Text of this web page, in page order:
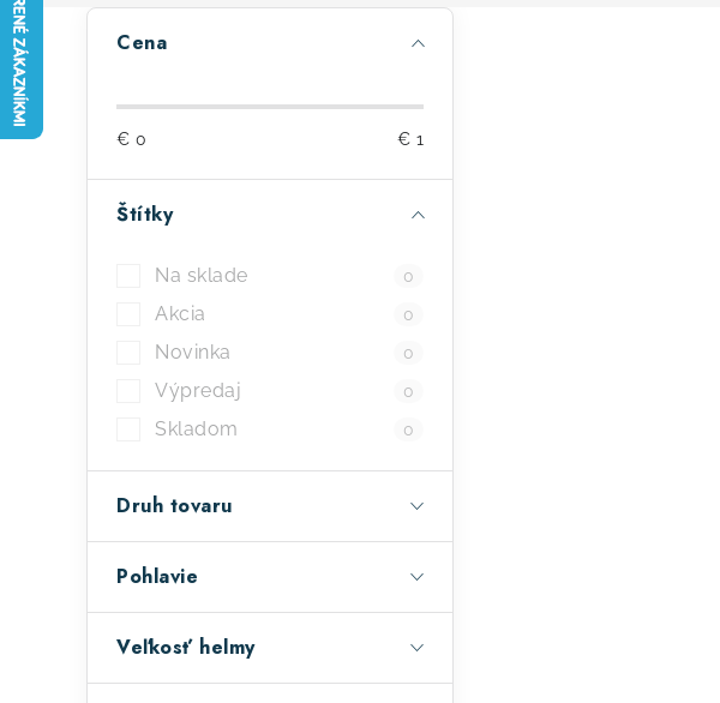
B
n
Cena
€ 0 € 1
Štítky
Na sklade 0
Akcia 0
Novinka 0
Výpredaj 0
Skladom 0
Druh tovaru
Pohlavie
Veľkosť helmy